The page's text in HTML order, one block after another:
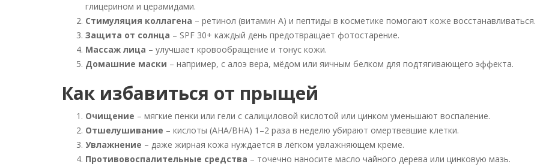
глицерином и церамидами.
Стимуляция коллагена – ретинол (витамин А) и пептиды в косметике помогают коже восстанавливаться.
Защита от солнца – SPF 30+ каждый день предотвращает фотостарение.
Массаж лица – улучшает кровообращение и тонус кожи.
Домашние маски – например, с алоэ вера, мёдом или яичным белком для подтягивающего эффекта.
Как избавиться от прыщей
Очищение – мягкие пенки или гели с салициловой кислотой или цинком уменьшают воспаление.
Отшелушивание – кислоты (AHA/BHA) 1–2 раза в неделю убирают омертвевшие клетки.
Увлажнение – даже жирная кожа нуждается в лёгком увлажняющем креме.
Противовоспалительные средства – точечно наносите масло чайного дерева или цинковую мазь.